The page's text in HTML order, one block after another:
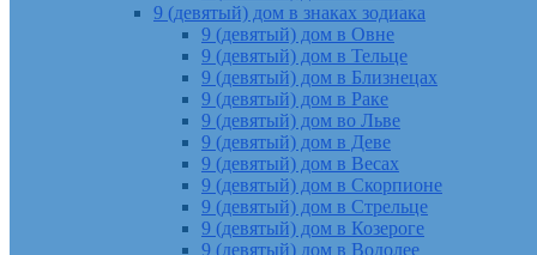
9 (девятый) дом в знаках зодиака
9 (девятый) дом в Овне
9 (девятый) дом в Тельце
9 (девятый) дом в Близнецах
9 (девятый) дом в Раке
9 (девятый) дом во Льве
9 (девятый) дом в Деве
9 (девятый) дом в Весах
9 (девятый) дом в Скорпионе
9 (девятый) дом в Стрельце
9 (девятый) дом в Козероге
9 (девятый) дом в Водолее